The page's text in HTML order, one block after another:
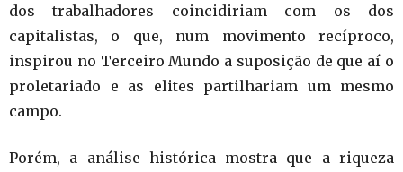
dos trabalhadores coincidiriam com os dos
capitalistas, o que, num movimento recíproco,
inspirou no Terceiro Mundo a suposição de que aí o
proletariado e as elites partilhariam um mesmo
campo.
Porém, a análise histórica mostra que a riqueza